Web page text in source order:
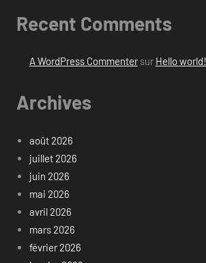
Recent Comments
A WordPress Commentersur Hello world!
Archives
août 2026
juillet 2026
juin 2026
mai 2026
avril 2026
mars 2026
février 2026